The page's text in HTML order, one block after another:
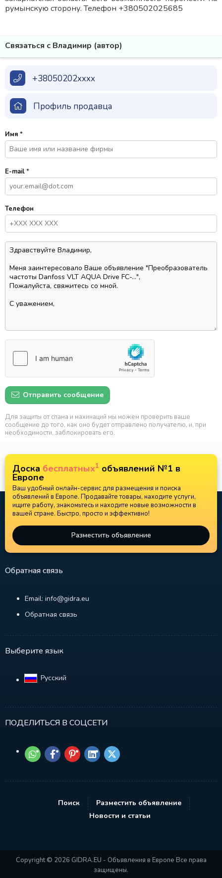
румынскую сторону. Телефон +380502025685
Связаться с Владимир (автор)
+38050202xxxx
Профиль продавца
Имя *
E-mail*
Телефон
Отправить сообщение
Для защиты от спама и махинаций мы можем проверить ваше
сообщение до того, как оно будет отправлено получателю, и, при
необходимости, заблокировать его.
Доска бесплатных1 объявлений №1 в
Европе
Ваш удобный онлайн-сервис для размещения и поиска
объявлений в Европе. Продавайте товары, находите услуги,
ищите работу, знакомьтесь и находите новые возможности в
вашей стране. Быстро, просто и эффективно!
Разместить объявление
Обратная связь
Email: info@gidra.eu
Обратная связь
Выберите язык
Русский‎
ПОДЕЛИТЬСЯ В СОЦСЕТИ
Поиск
Разместить объявление
Новости и статьи
Copyright © 2026 GIDRA.EU - Объявления в Европе Все права
защищены.